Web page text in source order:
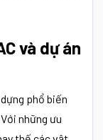
và dự án
phổ biến
những ưu